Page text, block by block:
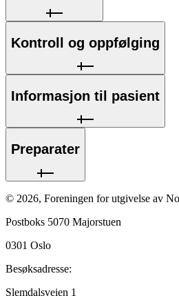
Kontroll og oppfølging
Informasjon til pasient
Preparater
© 2026, Foreningen for utgivelse av
Postboks 5070 Majorstuen
0301 Oslo
Besøksadresse:
Slemdalsveien 1